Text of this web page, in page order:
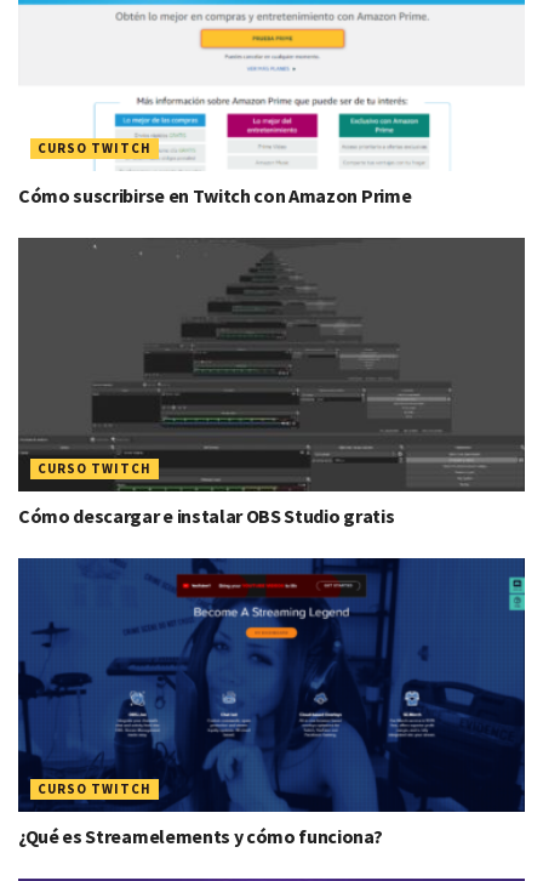
CURSO TWITCH
Cómo suscribirse en Twitch con Amazon Prime
CURSO TWITCH
Cómo descargar e instalar OBS Studio gratis
CURSO TWITCH
¿Qué es Streamelements y cómo funciona?